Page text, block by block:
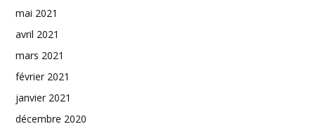
mai 2021
avril 2021
mars 2021
février 2021
janvier 2021
décembre 2020